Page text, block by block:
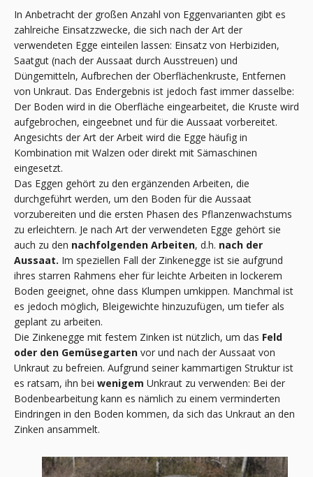
In Anbetracht der großen Anzahl von Eggenvarianten gibt es
zahlreiche Einsatzzwecke, die sich nach der Art der
verwendeten Egge einteilen lassen: Einsatz von Herbiziden,
Saatgut (nach der Aussaat durch Ausstreuen) und
Düngemitteln, Aufbrechen der Oberflächenkruste, Entfernen
von Unkraut. Das Endergebnis ist jedoch fast immer dasselbe:
Der Boden wird in die Oberfläche eingearbeitet, die Kruste wird
aufgebrochen, eingeebnet und für die Aussaat vorbereitet.
Angesichts der Art der Arbeit wird die Egge häufig in
Kombination mit Walzen oder direkt mit Sämaschinen
eingesetzt.
Das Eggen gehört zu den ergänzenden Arbeiten, die
durchgeführt werden, um den Boden für die Aussaat
vorzubereiten und die ersten Phasen des Pflanzenwachstums
zu erleichtern. Je nach Art der verwendeten Egge gehört sie
auch zu den nachfolgenden Arbeiten, d.h. nach der
Aussaat. Im speziellen Fall der Zinkenegge ist sie aufgrund
ihres starren Rahmens eher für leichte Arbeiten in lockerem
Boden geeignet, ohne dass Klumpen umkippen. Manchmal ist
es jedoch möglich, Bleigewichte hinzuzufügen, um tiefer als
geplant zu arbeiten.
Die Zinkenegge mit festem Zinken ist nützlich, um das Feld
oder den Gemüsegarten vor und nach der Aussaat von
Unkraut zu befreien. Aufgrund seiner kammartigen Struktur ist
es ratsam, ihn bei wenigem Unkraut zu verwenden: Bei der
Bodenbearbeitung kann es nämlich zu einem verminderten
Eindringen in den Boden kommen, da sich das Unkraut an den
Zinken ansammelt.